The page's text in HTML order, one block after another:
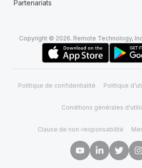
Partenariats
Copyright © 2026. Remote Technology,
Politique de confidentialité Politique
Conditions générales
Clause de non-responsabilité